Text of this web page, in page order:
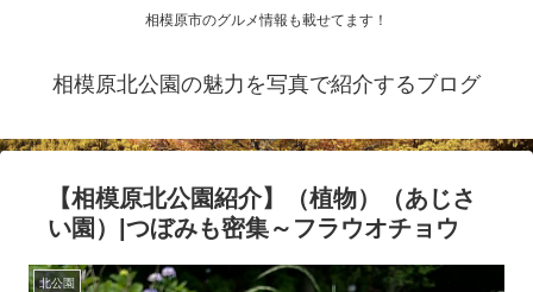
相模原市のグルメ情報も載せてます！
相模原北公園の魅力を写真で紹介するブログ
【相模原北公園紹介】（植物）（あじさ
い園）|つぼみも密集～フラウオチョウ
北公園